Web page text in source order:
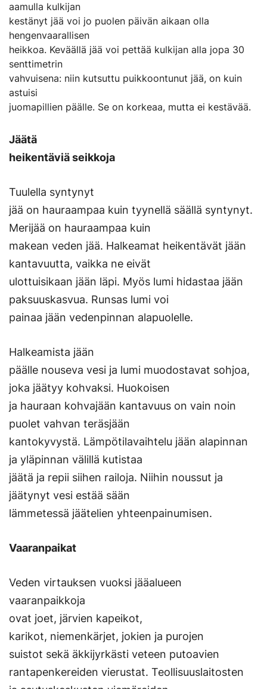
aamulla kulkijan
kestänyt jää voi jo puolen päivän aikaan olla
hengenvaarallisen
heikkoa. Keväällä jää voi pettää kulkijan alla jopa 30
senttimetrin
vahvuisena: niin kutsuttu puikkoontunut jää, on kuin
astuisi
juomapillien päälle. Se on korkeaa, mutta ei kestävää.
Jäätä
heikentäviä seikkoja
Tuulella syntynyt
jää on hauraampaa kuin tyynellä säällä syntynyt.
Merijää on hauraampaa kuin
makean veden jää. Halkeamat heikentävät jään
kantavuutta, vaikka ne eivät
ulottuisikaan jään läpi. Myös lumi hidastaa jään
paksuuskasvua. Runsas lumi voi
painaa jään vedenpinnan alapuolelle.
Halkeamista jään
päälle nouseva vesi ja lumi muodostavat sohjoa,
joka jäätyy kohvaksi. Huokoisen
ja hauraan kohvajään kantavuus on vain noin
puolet vahvan teräsjään
kantokyvystä. Lämpötilavaihtelu jään alapinnan
ja yläpinnan välillä kutistaa
jäätä ja repii siihen railoja. Niihin noussut ja
jäätynyt vesi estää sään
lämmetessä jäätelien yhteenpainumisen.
Vaaranpaikat
Veden virtauksen vuoksi jääalueen
vaaranpaikkoja
ovat joet, järvien kapeikot,
karikot, niemenkärjet, jokien ja purojen
suistot sekä äkkijyrkästi veteen putoavien
rantapenkereiden vierustat. Teollisuuslaitosten